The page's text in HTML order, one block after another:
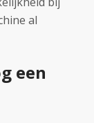
al
een